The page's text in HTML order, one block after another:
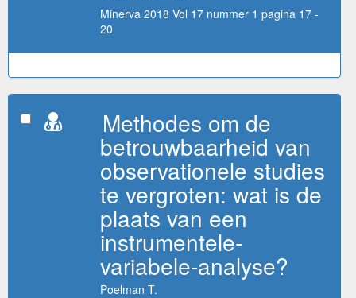
Minerva 2018 Vol 17 nummer 1 pagina 17 -
20
Methodes om de
betrouwbaarheid van
observationele studies
te vergroten: wat is de
plaats van een
instrumentele-
variabele-analyse?
Poelman T.